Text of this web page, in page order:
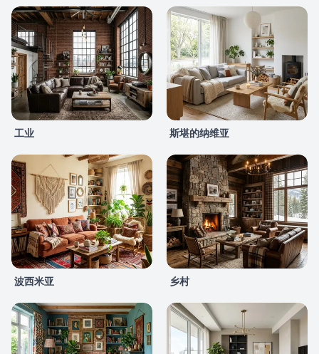
工业 斯堪的纳维亚
波西米亚 乡村